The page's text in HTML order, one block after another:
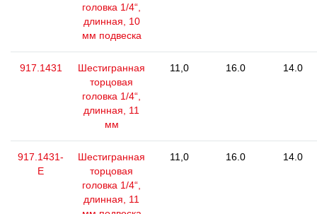
головка 1/4“,
длинная, 10
мм подвеска
917.1431
Шестигранная
торцовая
головка 1/4“,
длинная, 11
мм
11,0 16.0 14.0
917.1431-
E
Шестигранная
торцовая
головка 1/4“,
длинная, 11
11,0 16.0 14.0